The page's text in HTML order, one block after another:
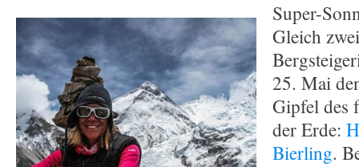
Super-
Gleich
25. Mai
Gipfel des
der Erde:
Bierling.